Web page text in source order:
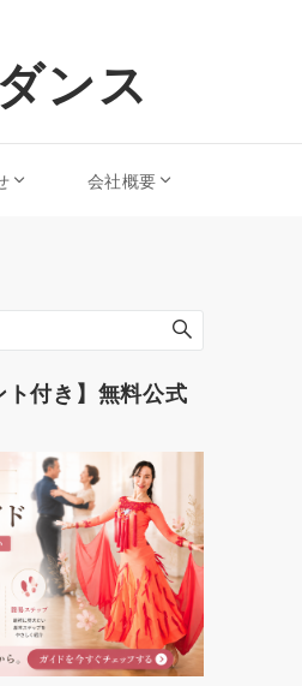
ンス
会社概要
ト付き】無料公式